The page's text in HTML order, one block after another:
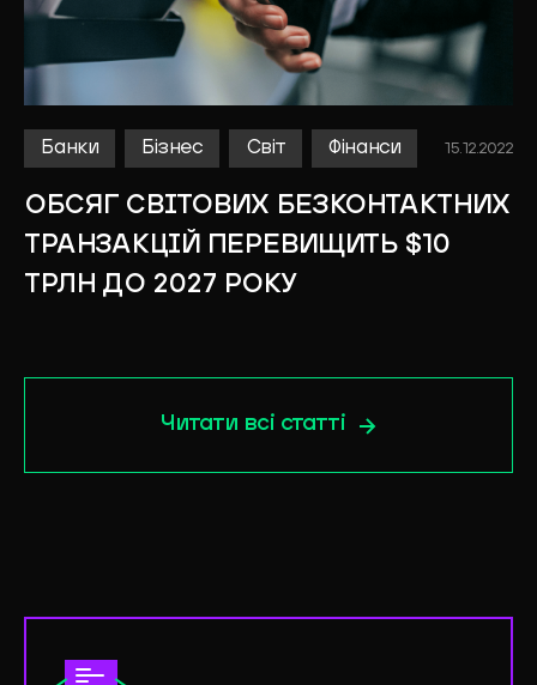
Банки Бізнес Світ Фінанси 15.12.2022
ОБСЯГ СВІТОВИХ БЕЗКОНТАКТНИХ
ТРАНЗАКЦІЙ ПЕРЕВИЩИТЬ $10
ТРЛН ДО 2027 РОКУ
Читати всі статті